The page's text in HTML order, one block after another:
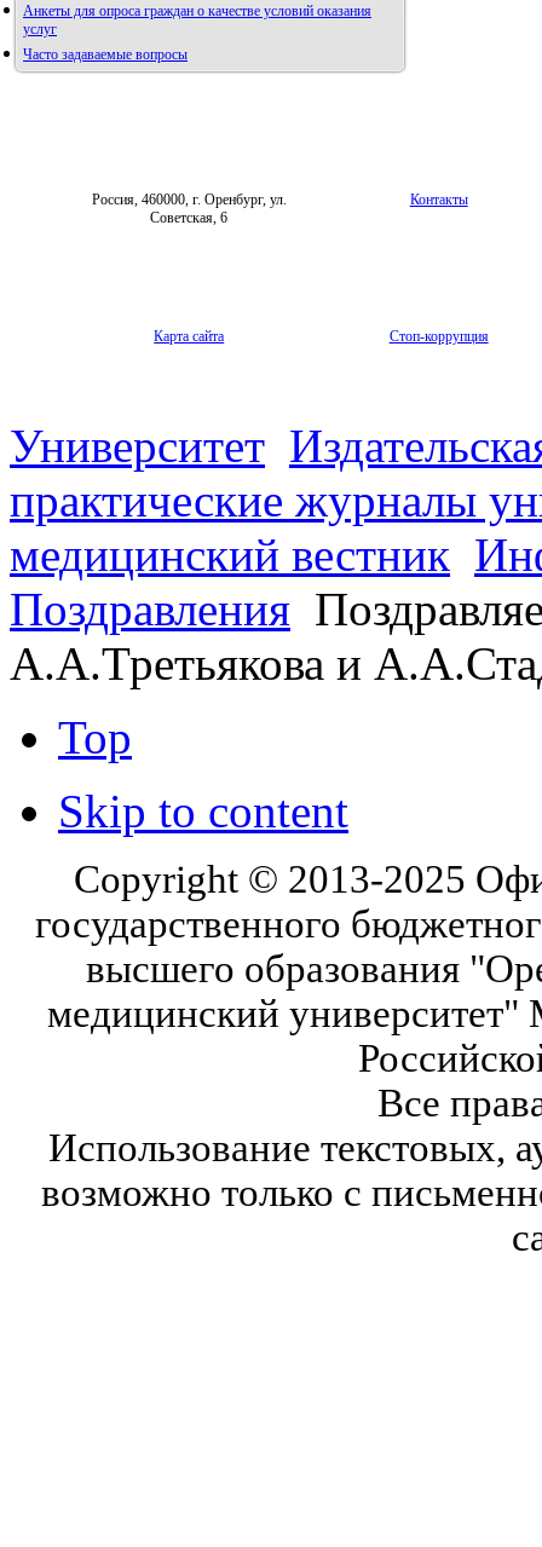
Фотогалерея
Анкеты для опроса граждан о качестве условий оказания
услуг
Часто задаваемые вопросы
Россия, 460000, г. Оренбург, ул.
Советская, 6
Контакты
Карта сайта Стоп-коррупция
Университет
практические журналы
медицинский вестник
Поздравления
А.А.Третьякова и
Top
Skip to content
Copyright © 2013-2025
государственного
высшего образования
медицинский университет"
Все
Использование текстовых,
возможно только с